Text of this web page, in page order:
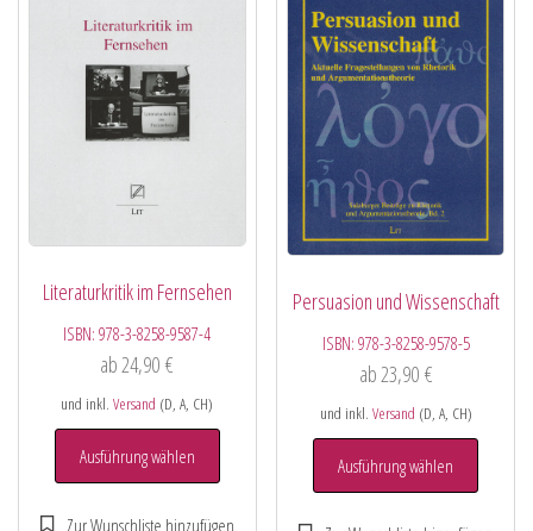
Literaturkritik im Fernsehen
ISBN:978-3-8258-9587-4
ab24,90€
und inkl.Versand (D, A, CH)
Ausführung wählen
Persuasion und Wissenschaft
ISBN: 978-3-8258-9578-5
ab23,90 €
und inkl. Versand (D, A, CH)
Ausführung wählen